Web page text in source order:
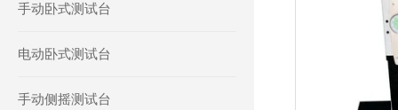
手动卧式测试台
电动卧式测试台
手动侧摇测试台